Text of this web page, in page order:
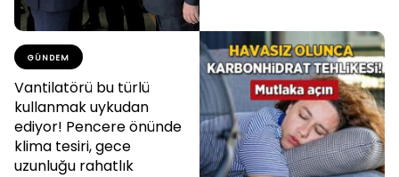
GÜNDEM
Vantilatörü bu türlü
kullanmak uykudan
ediyor! Pencere önünde
klima tesiri, gece
uzunluğu rahatlık